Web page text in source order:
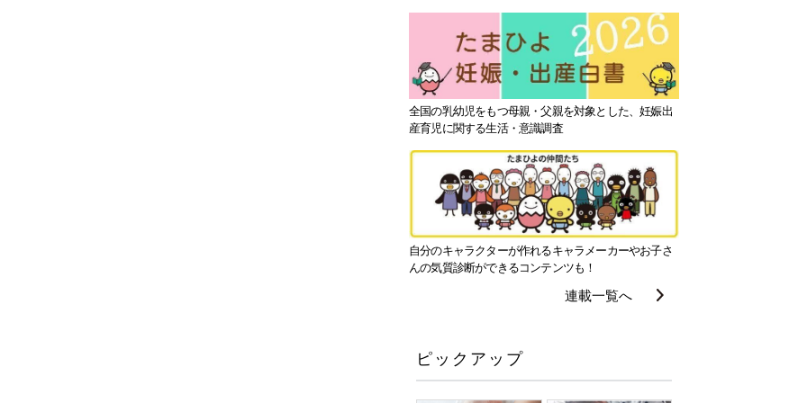
全国の乳幼児をもつ母親・父親を対象とした、妊娠出
産育児に関する生活・意識調査
自分のキャラクターが作れるキャラメーカーやお子さ
んの気質診断ができるコンテンツも！
連載一覧へ
ピックアップ